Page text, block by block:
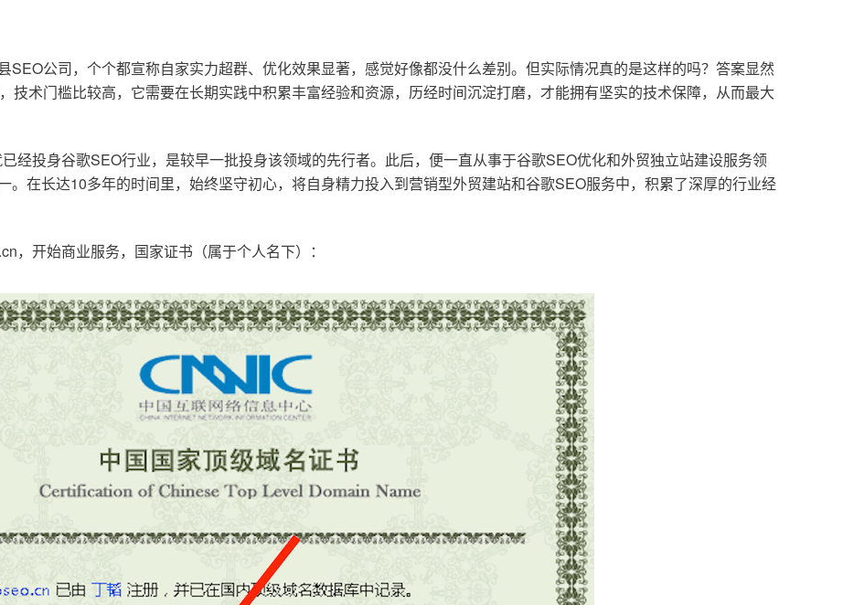
SEO公司，个个都宣称自家实力超群、优化效果显著，感觉好像都没什么差别。但实际情况真的是这样的吗？答案显然
技术门槛比较高，它需要在长期实践中积累丰富经验和资源，历经时间沉淀打磨，才能拥有坚实的技术保障，从而最大
经投身谷歌SEO行业，是较早一批投身该领域的先行者。此后，便一直从事于谷歌SEO优化和外贸独立站建设服务领
。在长达10多年的时间里，始终坚守初心，将自身精力投入到营销型外贸建站和谷歌SEO服务中，积累了深厚的行业经
，开始商业服务，国家证书（属于个人名下）：